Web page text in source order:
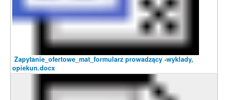
Zapytanie_ofertowe_mat_formularz prowadzący -wyklady,
opiekun.docx